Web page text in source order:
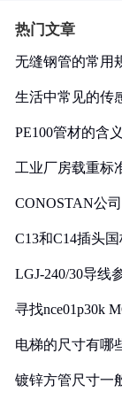
热门文章
无缝钢管的常用
生活中常见的传
PE100管材的含
工业厂房载重标
CONOSTAN公
C13和C14插头
LGJ-240/30导线
寻找nce01p30k
电梯的尺寸有哪
镀锌方管尺寸一